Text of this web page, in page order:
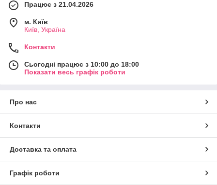
Працює з 21.04.2026
м. Київ
Київ, Україна
Контакти
Сьогодні працює з 10:00 до 18:00
Показати весь графік роботи
Про нас
Контакти
Доставка та оплата
Графік роботи